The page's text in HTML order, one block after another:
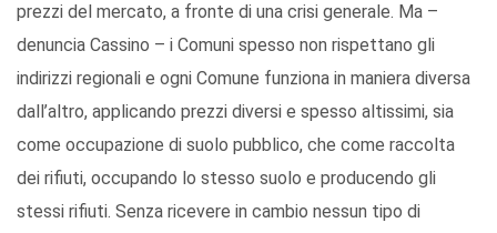
prezzi del mercato, a fronte di una crisi generale. Ma –
denuncia Cassino – i Comuni spesso non rispettano gli
indirizzi regionali e ogni Comune funziona in maniera diversa
dall’altro, applicando prezzi diversi e spesso altissimi, sia
come occupazione di suolo pubblico, che come raccolta
dei rifiuti, occupando lo stesso suolo e producendo gli
stessi rifiuti. Senza ricevere in cambio nessun tipo di